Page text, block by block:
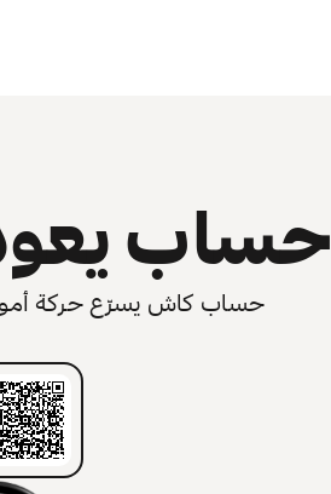
حساب
حساب كاش يسرّع حركة